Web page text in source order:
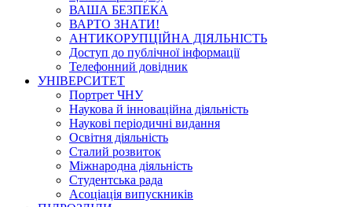
ВАША БЕЗПЕКА
ВАРТО ЗНАТИ!
АНТИКОРУПЦІЙНА ДІЯЛЬНІСТЬ
Доступ до публічної інформації
Телефонний довідник
УНІВЕРСИТЕТ
Портрет ЧНУ
Наукова й інноваційна діяльність
Наукові періодичні видання
Освітня діяльність
Сталий розвиток
Міжнародна діяльність
Студентська рада
Асоціація випускників